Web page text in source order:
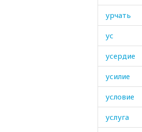
урчать
ус
усердие
усилие
условие
услуга